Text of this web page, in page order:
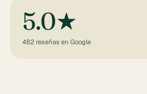
5.0★
482 reseñas en Google